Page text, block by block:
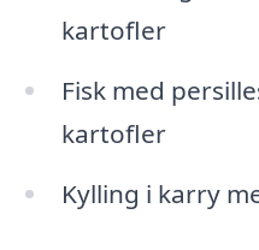
kartofler
Fisk med
kartofler
Kylling i karry